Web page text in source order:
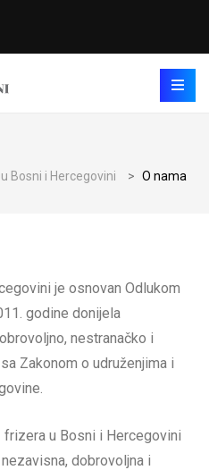
Bosni i Hercegovini > O nama
je osnovan Odlukom
godine donijela
nestranačko i
Zakonom o udruženjima i
u Bosni i Hercegovini
dobrovoljna i